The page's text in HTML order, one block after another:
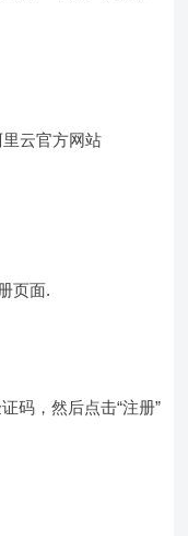
云官方网站
页面.
码，然后点击“注册”